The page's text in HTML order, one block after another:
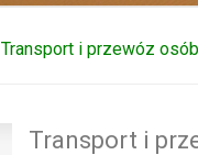
Transport i przewóz
Transport i